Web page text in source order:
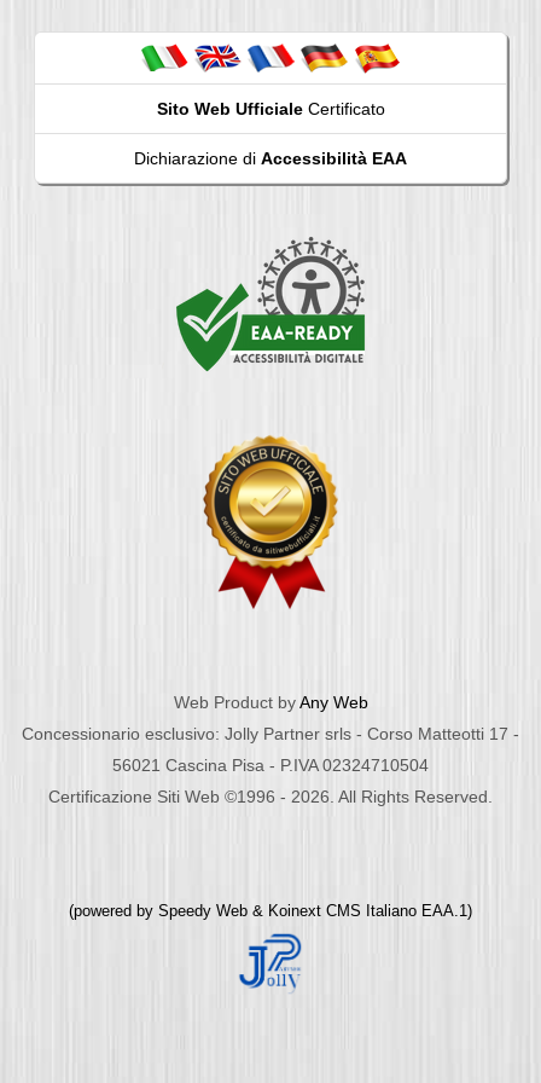
Sito Web UfficialeCertificato
Dichiarazione di Accessibilità EAA
Web Product byAny Web
Concessionario esclusivo: Jolly Partner srls - Corso Matteotti 17 -
56021 Cascina Pisa - P.IVA 02324710504
Certificazione Siti Web ©1996 - 2026. All Rights Reserved.
(powered by Speedy Web & Koinext CMS Italiano EAA.1)